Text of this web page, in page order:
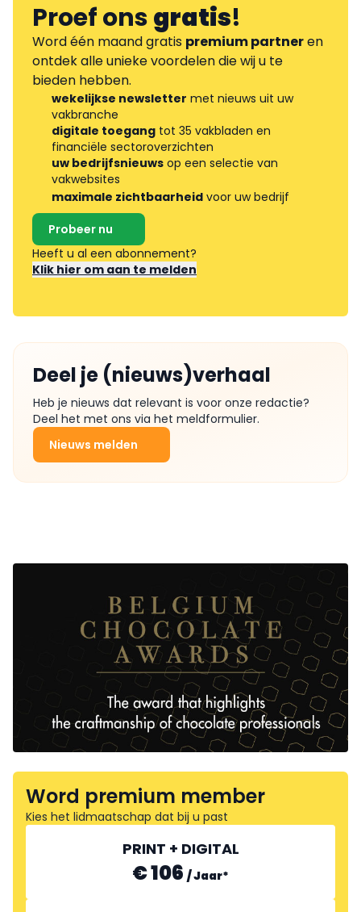
Proef onsgratis!
Word één maand gratis premium partneren
ontdek alle unieke voordelen die wij u te
bieden hebben.
wekelijkse newsletter met nieuws uit uw
vakbranche
digitale toegang tot 35 vakbladen en
financiële sectoroverzichten
uw bedrijfsnieuws op een selectie van
vakwebsites
maximale zichtbaarheid voor uw bedrijf
Probeer nu
Heeft u al een abonnement?
Klik hier om aan te melden
Deel je (nieuws)verhaal
Heb je nieuws dat relevant is voor onze redactie?
Deel het met ons via het meldformulier.
Nieuws melden
Word premium member
Kies het lidmaatschap dat bij u past
PRINT + DIGITAL
€ 106 /Jaar*